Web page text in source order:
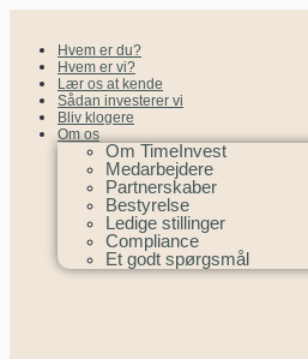
Hvem er du?
Hvem er vi?
Lær os at kende
Sådan investerer vi
Bliv klogere
Om os
Om TimeInvest
Medarbejdere
Partnerskaber
Bestyrelse
Ledige stillinger
Compliance
Et godt spørgsmål